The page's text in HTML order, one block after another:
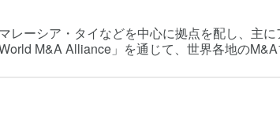
ーシア・タイなどを中心に拠点を配し、主
M&A Alliance」を通じて、世界各地の